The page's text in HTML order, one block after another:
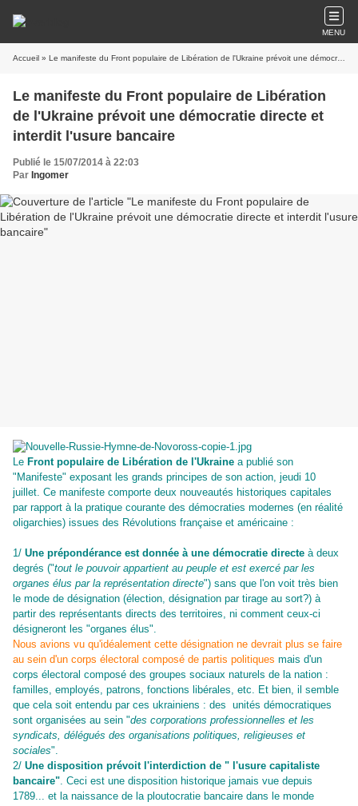
MENU
Accueil » Le manifeste du Front populaire de Libération de l'Ukraine prévoit une démocratie directe et interdit l'usure bancaire
Le manifeste du Front populaire de Libération
de l'Ukraine prévoit une démocratie directe et
interdit l'usure bancaire
Publié le 15/07/2014 à 22:03
Par Ingomer
Le Front populaire de Libération de l'Ukraine a publié son
"Manifeste" exposant les grands principes de son action, jeudi 10
juillet. Ce manifeste comporte deux nouveautés historiques capitales
par rapport à la pratique courante des démocraties modernes (en réalité
oligarchies) issues des Révolutions française et américaine :
1/ Une prépondérance est donnée à une démocratie directe à deux
degrés ("tout le pouvoir appartient au peuple et est exercé par les
organes élus par la représentation directe") sans que l'on voit très bien
le mode de désignation (élection, désignation par tirage au sort?) à
partir des représentants directs des territoires, ni comment ceux-ci
désigneront les "organes élus".
Nous avions vu qu'idéalement cette désignation ne devrait plus se faire
au sein d'un corps électoral composé de partis politiques mais d'un
corps électoral composé des groupes sociaux naturels de la nation :
familles, employés, patrons, fonctions libérales, etc. Et bien, il semble
que cela soit entendu par ces ukrainiens : des unités démocratiques
sont organisées au sein "des corporations professionnelles et les
syndicats, délégués des organisations politiques, religieuses et
sociales".
2/ Une disposition prévoit l'interdiction de " l'usure capitaliste
bancaire". Ceci est une disposition historique jamais vue depuis
1789... et la naissance de la ploutocratie bancaire dans le monde